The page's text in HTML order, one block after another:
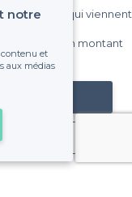
visiteurs qui viennent
payez un montant
la facture.
notre
contenu et
aux médias